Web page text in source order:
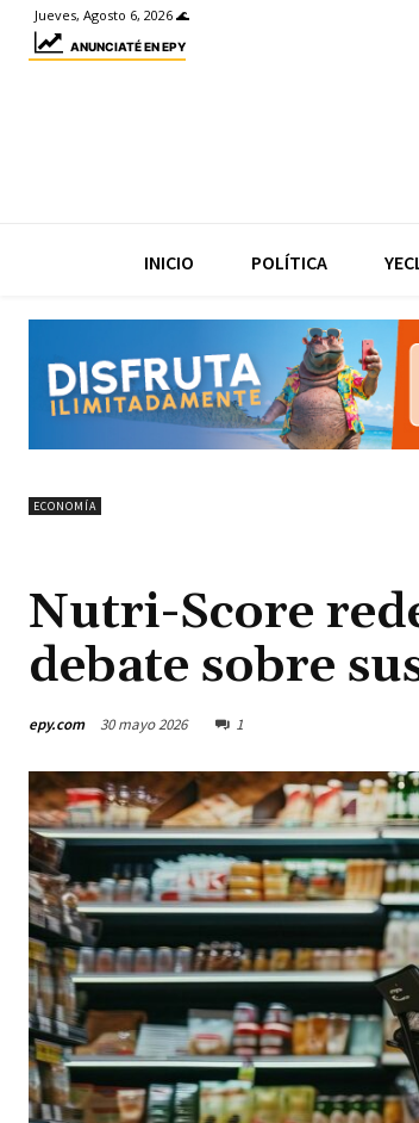
Jueves, Agosto 6, 2026 🌊
ANUNCIATÉ EN EPY
INICIO POLÍTICA
ECONOMÍA
Nutri-Score
debate sobre
epy.com 30 mayo 2026 1